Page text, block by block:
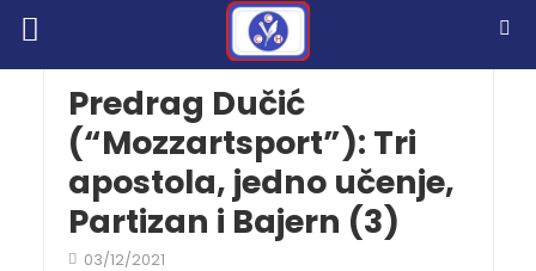
Predrag Dučić
(“Mozzartsport”): Tri
apostola, jedno učenje,
Partizan i Bajern (3)
03/12/2021